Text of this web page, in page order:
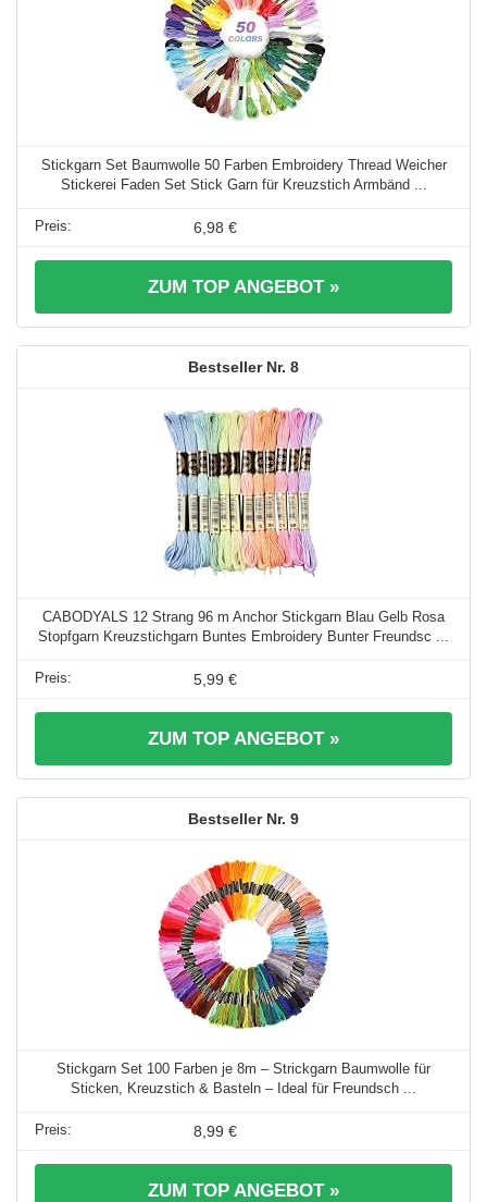
Stickgarn Set Baumwolle 50 Farben Embroidery Thread Weicher
Stickerei Faden Set Stick Garn für Kreuzstich Armbänd ...
6,98 €
ZUM TOP ANGEBOT »
8
CABODYALS 12 Strang 96 m Anchor Stickgarn Blau Gelb Rosa
Stopfgarn Kreuzstichgarn Buntes Embroidery Bunter Freundsc ...
5,99 €
ZUM TOP ANGEBOT »
9
Stickgarn Set 100 Farben je 8m – Strickgarn Baumwolle für
Sticken, Kreuzstich & Basteln – Ideal für Freundsch ...
8,99 €
ZUM TOP ANGEBOT »